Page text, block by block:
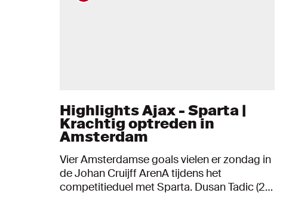
Highlights Ajax - Sparta |
Krachtig optreden in
Amsterdam
Vier Amsterdamse goals vielen er zondag in
de Johan Cruijff ArenA tijdens het
competitieduel met Sparta. Dusan Tadic (2),